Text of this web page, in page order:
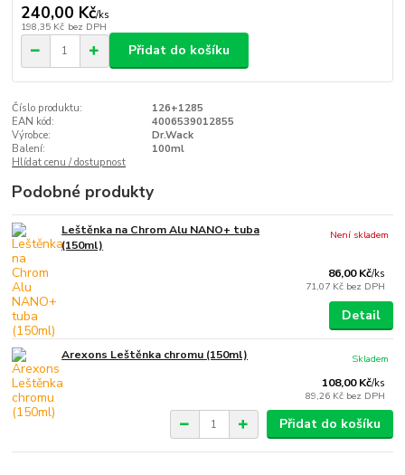
240,00 Kč/ks
198,35 Kč bez DPH
Přidat do košíku
Číslo produktu:
126+1285
EAN kód:
4006539012855
Výrobce:
Dr.Wack
Balení:
100ml
Hlídat cenu / dostupnost
Podobné produkty
Leštěnka na Chrom Alu NANO+ tuba
(150ml)
86,00 Kč/ks
71,07 Kč bez DPH
Není skladem
Detail
Arexons Leštěnka chromu (150ml)
108,00 Kč/ks
89,26 Kč bez DPH
Skladem
Přidat do košíku